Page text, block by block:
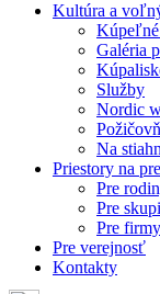
Kultúra a
Kúpeľné
Galéria
Služby
Nordic
Na
Priestory na
Pre
Pre
Pre firmy
Pre verejnosť
Kontakty